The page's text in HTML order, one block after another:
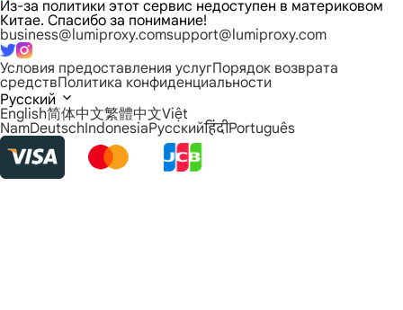
Из-за политики этот сервис недоступен в материковом
Китае. Спасибо за понимание!
business@lumiproxy.comsupport@lumiproxy.com
Условия предоставления услугПорядок возврата
средствПолитика конфиденциальности
Русский
English简体中文繁體中文Việt
NamDeutschIndonesiaРусскийहिंदीPortuguês